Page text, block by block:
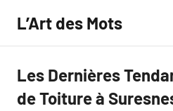
contenu
L’Art des Mots
Les Dernières
de Toiture à